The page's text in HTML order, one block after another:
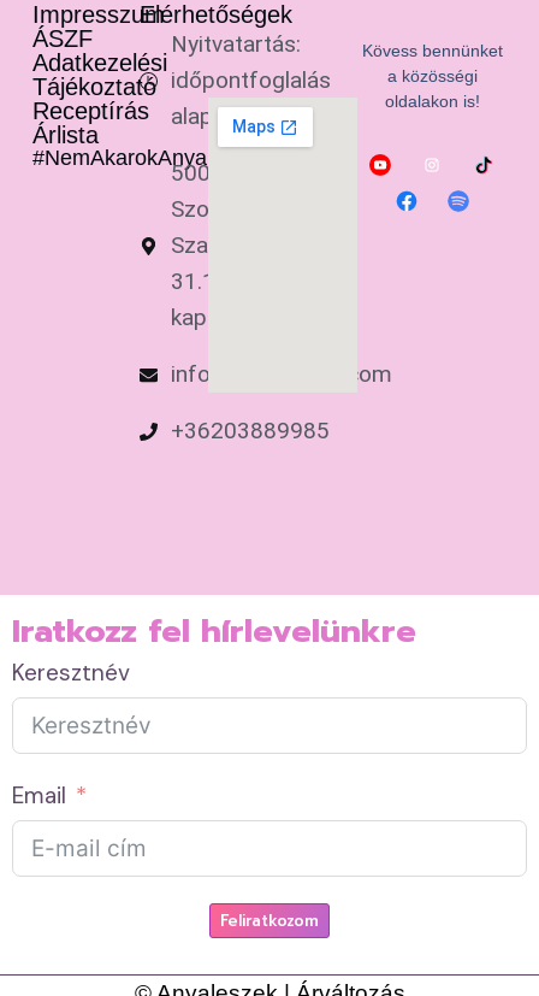
Kövess bennünket
a közösségi
oldalakon is!
Impresszum
ÁSZF
Adatkezelési
Tájékoztató
Receptírás
Árlista
#NemAkarokAnyaLenni
Elérhetőségek
Nyitvatartás:
időpontfoglalás
alapján
5000
Szolnok,
Szapáry u.
31.1/1. (2-es
kapucsengő)
info@anyaleszek.com
+36203889985
Iratkozz fel hírlevelünkre
Keresztnév
Email
Feliratkozom